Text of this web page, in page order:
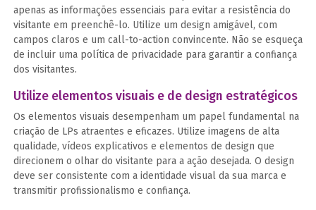
apenas as informações essenciais para evitar a resistência do
visitante em preenchê-lo. Utilize um design amigável, com
campos claros e um call-to-action convincente. Não se esqueça
de incluir uma política de privacidade para garantir a confiança
dos visitantes.
Utilize elementos visuais e de design estratégicos
Os elementos visuais desempenham um papel fundamental na
criação de LPs atraentes e eficazes. Utilize imagens de alta
qualidade, vídeos explicativos e elementos de design que
direcionem o olhar do visitante para a ação desejada. O design
deve ser consistente com a identidade visual da sua marca e
transmitir profissionalismo e confiança.